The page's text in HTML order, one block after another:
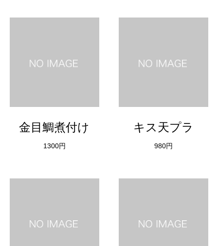
金目鯛煮付け
1300円
キス天プラ
980円